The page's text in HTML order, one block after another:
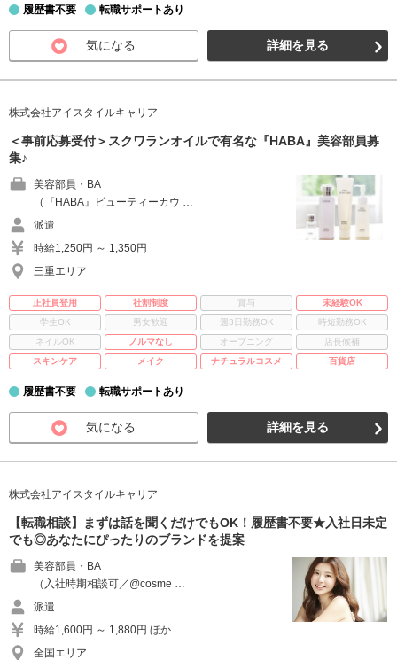
履歴書不要 転職サポートあり
気になる 詳細を見る
株式会社アイスタイルキャリア
＜事前応募受付＞スクワランオイルで有名な『HABA』美容部員募
集♪
美容部員・BA
（『HABA』ビューティーカウ …
派遣
時給1,250円 ～ 1,350円
三重エリア
正社員登用 社割制度 賞与
未経験OK
学生OK
男女歓迎 週3日勤務OK
時短勤務OK
ネイルOK
ノルマなし オープニング
店長候補
スキンケア
メイク ナチュラルコスメ 百貨店
履歴書不要 転職サポートあり
気になる 詳細を見る
株式会社アイスタイルキャリア
【転職相談】まずは話を聞くだけでもOK！履歴書不要★入社日未定
でも◎あなたにぴったりのブランドを提案
美容部員・BA
（入社時期相談可／@cosme …
派遣
時給1,600円 ～ 1,880円 ほか
全国エリア